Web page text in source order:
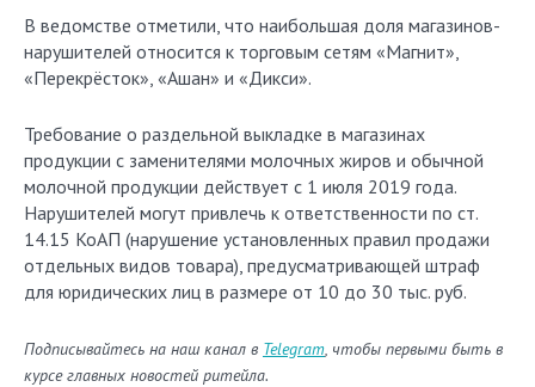
В ведомстве отметили, что наибольшая доля магазинов-
нарушителей относится к торговым сетям «Магнит»,
«Перекрёсток», «Ашан» и «Дикси».
Требование о раздельной выкладке в магазинах
продукции с заменителями молочных жиров и обычной
молочной продукции действует с 1 июля 2019 года.
Нарушителей могут привлечь к ответственности по ст.
14.15 КоАП (нарушение установленных правил продажи
отдельных видов товара), предусматривающей штраф
для юридических лиц в размере от 10 до 30 тыс. руб.
Подписывайтесь на наш канал в Telegram, чтобы первыми быть в
курсе главных новостей ритейла.